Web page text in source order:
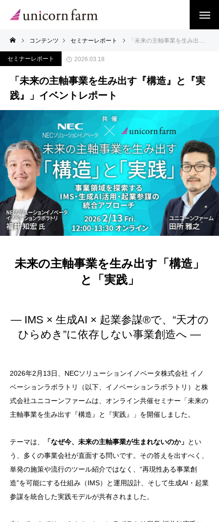
コンテンツ セミナーレポート 「未来の主軸事業を生み出す『構造』と『実践』」イベントレポート
セミナーレポート 2026.03.18
「未来の主軸事業を生み出す『構造』と『実
践』」イベントレポート
未来の主軸事業を生み出す「構造」
と「実践」
— IMS × 生成AI × 起業参謀®︎で、“天才の
ひらめき”に依存しない事業創造へ —
2026年2月13日、NECソリューションイノベータ株式会社 イノ
ベーションラボラトリ（以下、イノベーションラボラトリ）と株
式会社ユニコーンファームは、オンライン共催セミナー「未来の
主軸事業を生み出す『構造』と『実践』」を開催しました。
テーマは、 「なぜ今、未来の主軸事業が生まれないのか」 とい
う、多くの事業会社が直面する問いです。その答えを出すべく、
単発の施策や流行のツール紹介ではなく、“再現性ある事業創
造”を可能にする仕組み（IMS）と運用設計、そして生成AI・起業
参謀を統合した実践モデルが共有されました。